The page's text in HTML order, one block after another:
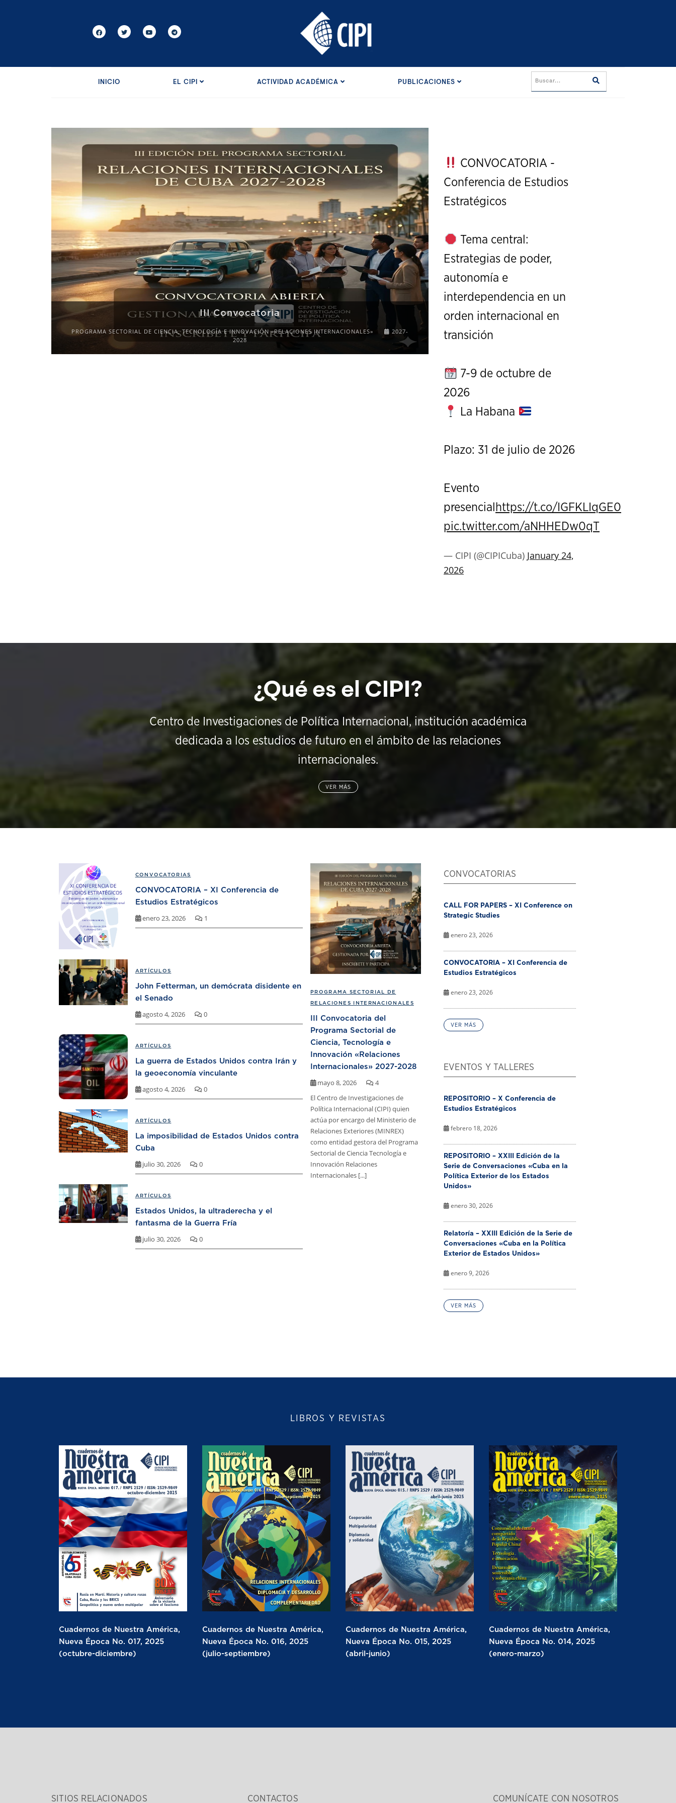
INICIO EL CIPI ACTIVIDAD ACADÉMICA PUBLICACIONES
III Convocatoria
PROGRAMA SECTORIAL DE CIENCIA, TECNOLOGÍA E INNOVACIÓN «RELACIONES INTERNACIONALES»
2027-
2028
XI Conference on Strategic
CONVOCATORIA -
Conferencia de Estudios
Estratégicos
Tema central:
Estrategias de poder,
autonomía e
interdependencia en un
orden internacional en
transición
7-9 de octubre de
2026
La Habana
Plazo: 31 de julio de 2026
Evento
presencial https://t.co/IGFKLIqGE0
pic.twitter.com/aNHHEDw0qT
— CIPI (@CIPICuba) January 24,
2026
¿Qué es el CIPI?
Centro de Investigaciones de Política Internacional, institución académica
dedicada a los estudios de futuro en el ámbito de las relaciones
internacionales.
VER MÁS
PROGRAMA SECTORIAL DE
RELACIONES INTERNACIONALES
III Convocatoria del
Programa Sectorial de
Ciencia, Tecnología e
Innovación «Relaciones
Internacionales» 2027-2028
mayo 8, 2026
4
El Centro de Investigaciones de
Política Internacional (CIPI) quien
actúa por encargo del Ministerio de
Relaciones Exteriores (MINREX)
como entidad gestora del Programa
Sectorial de Ciencia Tecnología e
Innovación Relaciones
Internacionales [...]
CONVOCATORIAS
CONVOCATORIA – XI Conferencia de
Estudios Estratégicos
enero 23, 2026 1
ARTÍCULOS
John Fetterman, un demócrata disidente en
el Senado
agosto 4, 2026 0
ARTÍCULOS
La guerra de Estados Unidos contra Irán y
la geoeconomía vinculante
agosto 4, 2026 0
ARTÍCULOS
La imposibilidad de Estados Unidos contra
Cuba
julio 30, 2026 0
ARTÍCULOS
Estados Unidos, la ultraderecha y el
fantasma de la Guerra Fría
julio 30, 2026 0
CONVOCATORIAS
CALL FOR PAPERS – XI Conference on
Strategic Studies
enero 23, 2026
CONVOCATORIA – XI Conferencia de
Estudios Estratégicos
enero 23, 2026
VER MÁS
EVENTOS Y TALLERES
REPOSITORIO – X Conferencia de
Estudios Estratégicos
febrero 18, 2026
REPOSITORIO – XXIII Edición de la
Serie de Conversaciones «Cuba en la
Política Exterior de los Estados
Unidos»
enero 30, 2026
Relatoría – XXIII Edición de la Serie de
Conversaciones «Cuba en la Política
Exterior de Estados Unidos»
enero 9, 2026
VER MÁS
LIBROS Y REVISTAS
Cuadernos de Nuestra América,
Nueva Época No. 017, 2025
(octubre-diciembre)
Cuadernos de Nuestra América,
Nueva Época No. 016, 2025
(julio-septiembre)
Cuadernos de Nuestra América,
Nueva Época No. 015, 2025
(abril-junio)
Cuadernos de Nuestra América,
Nueva Época No. 014, 2025
(enero-marzo)
SITIOS RELACIONADOS CONTACTOS COMUNÍCATE CON NOSOTROS